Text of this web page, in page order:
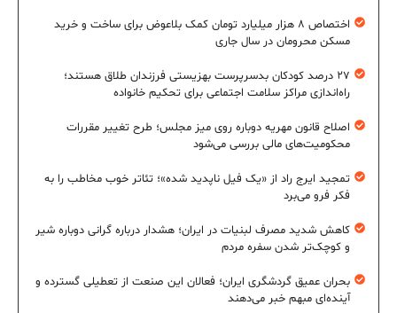
اختصاص ۸ هزار میلیارد تومان کمک بلاعوض برای ساخت و خرید
مسکن محرومان در سال جاری
۲۷ درصد کودکان بدسرپرست بهزیستی فرزندان طلاق هستند؛
راه‌اندازی مراکز سلامت اجتماعی برای تحکیم خانواده
اصلاح قانون مهریه دوباره روی میز مجلس؛ طرح تغییر مقررات
محکومیت‌های مالی بررسی می‌شود
تمجید ایرج راد از «یک فیل ناپدید شده»؛ تئاتر خوب مخاطب را به
فکر فرو می‌برد
کاهش شدید مصرف لبنیات در ایران؛ هشدار درباره گرانی دوباره شیر
و کوچک‌تر شدن سفره مردم
بحران عمیق گردشگری ایران؛ فعالان این صنعت از تعطیلی گسترده و
آینده‌ای مبهم خبر می‌دهند